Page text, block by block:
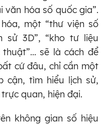
văn hóa số quốc gia”.
một “thư viện số
sử 3D”, “kho tư liệu
sẽ là cách để
cứ đâu, chỉ cần một
cận, tìm hiểu lịch sử,
quan, hiện đại.
không gian số hiệu